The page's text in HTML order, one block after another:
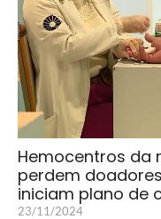
Hemocentros da
perdem
iniciam plano de
23/11/2024